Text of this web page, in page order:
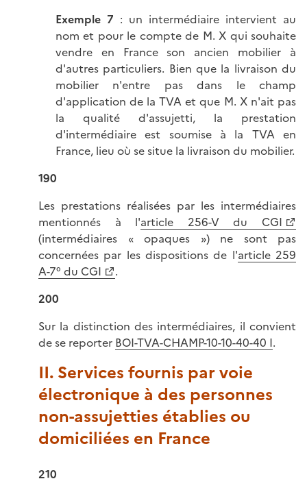
Exemple 7 : un intermédiaire intervient au
nom et pour le compte de M. X qui souhaite
vendre en France son ancien mobilier à
d'autres particuliers. Bien que la livraison du
mobilier n'entre pas dans le champ
d'application de la TVA et que M. X n'ait pas
la qualité d'assujetti, la prestation
d'intermédiaire est soumise à la TVA en
France, lieu où se situe la livraison du mobilier.
190
Les prestations réalisées par les intermédiaires
mentionnés à l'article 256-V du CGI
(intermédiaires « opaques ») ne sont pas
concernées par les dispositions de l'article 259
A-7° du CGI
.
200
Sur la distinction des intermédiaires, il convient
de se reporter BOI-TVA-CHAMP-10-10-40-40 I.
II. Services fournis par voie
électronique à des personnes
non-assujetties établies ou
domiciliées en France
210